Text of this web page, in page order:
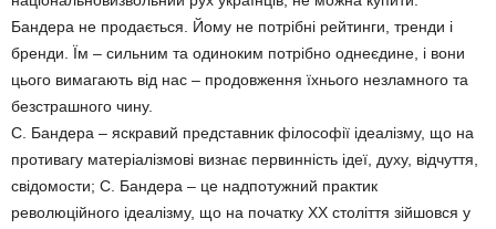
Бандера не продається. Йому не потрібні рейтинги, тренди і
бренди. Їм – сильним та одиноким потрібно однеєдине, і вони
цього вимагають від нас – продовження їхнього незламного та
безстрашного чину.
С. Бандера – яскравий представник філософії ідеалізму, що на
противагу матеріалізмові визнає первинність ідеї, духу, відчуття,
свідомости; С. Бандера – це надпотужний практик
революційного ідеалізму, що на початку ХХ століття зійшовся у